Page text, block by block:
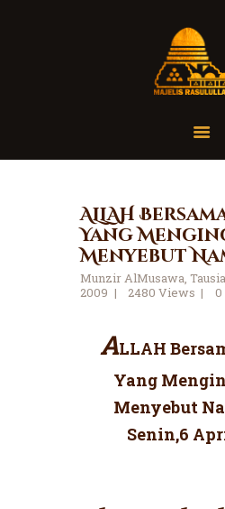
Home
Tausiah
Jadwal
Tanya Yuk
Dokumentasi
Referensi
ALLAH
Yang
Menyebut
Munzir AlMusawa,
2009
2480 Views 0
ALLAH
Yang
Menyebut
Senin,6